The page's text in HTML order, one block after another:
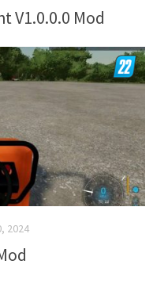
V1.0.0.0 Mod
2024